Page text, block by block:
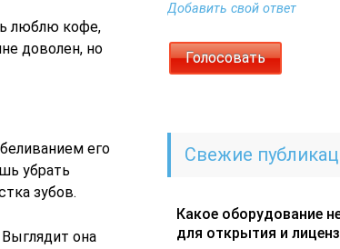
люблю кофе,
доволен, но
его
убрать
зубов.
она
Добавить свой ответ
Свежие
Какое оборудование
для открытия и